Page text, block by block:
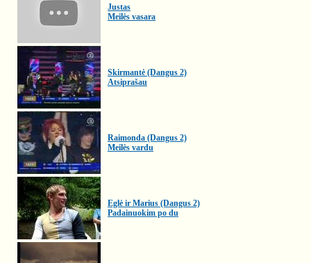
Justas
Meilės vasara
Skirmantė (Dangus 2)
Atsiprašau
Raimonda (Dangus 2)
Meilės vardu
Eglė ir Marius (Dangus 2)
Padainuokim po du